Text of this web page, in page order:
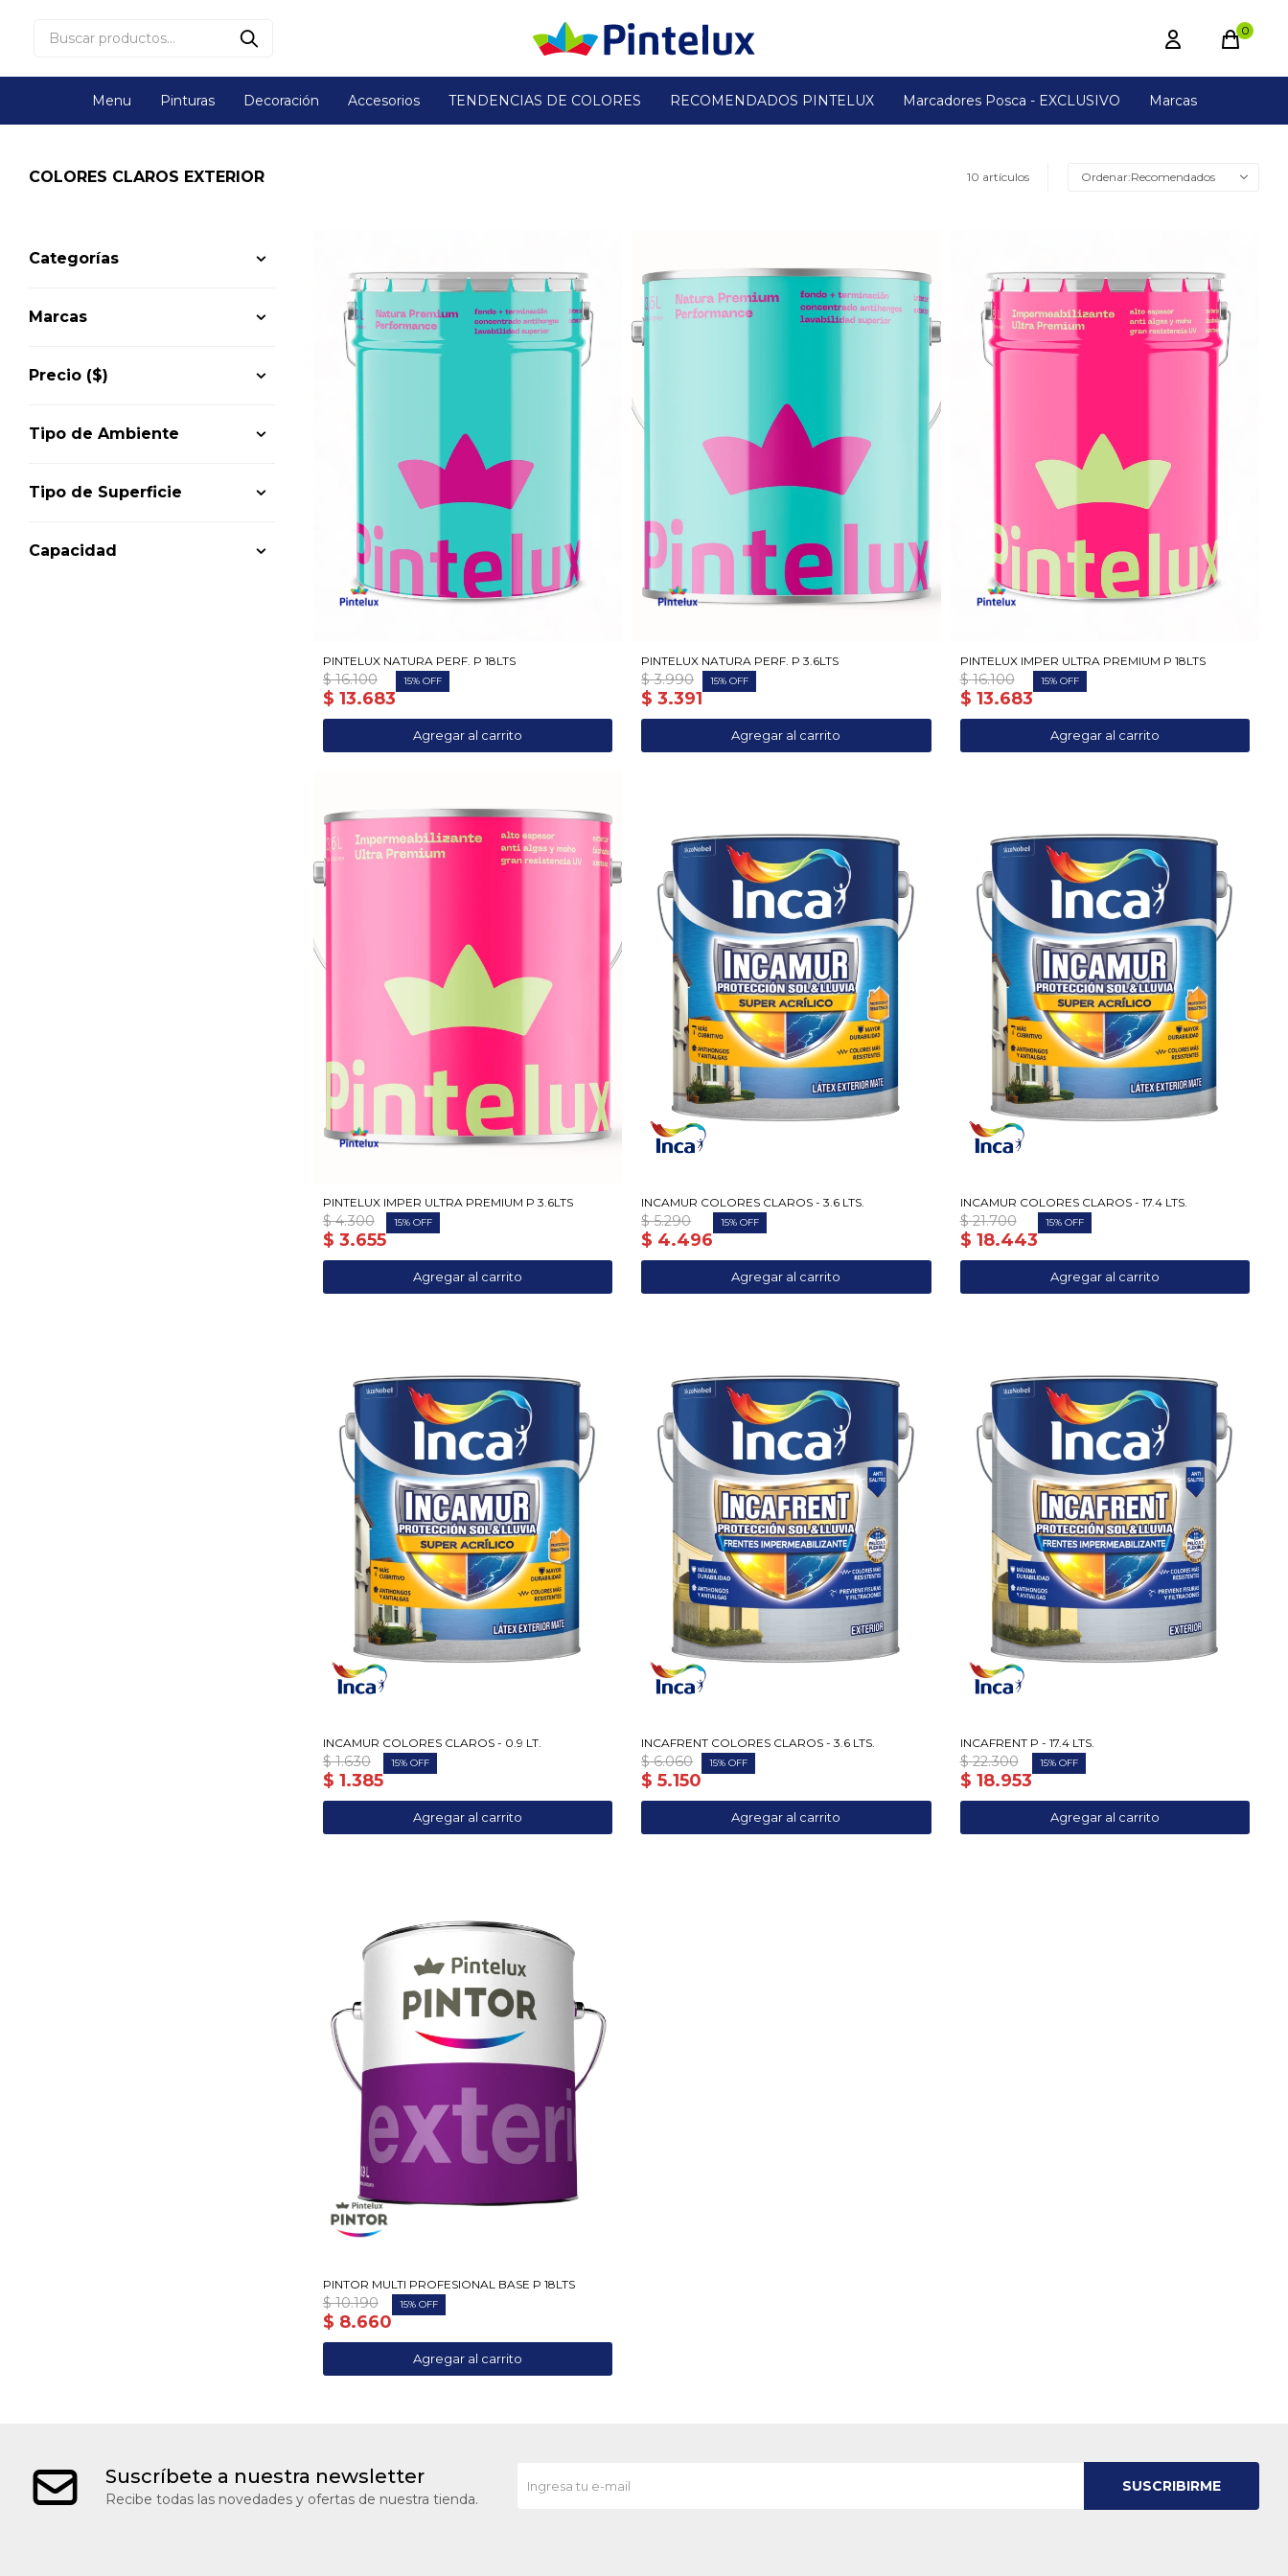
Menu Pinturas Decoración Accesorios TENDENCIAS DE COLORES RECOMENDADOS PINTELUX Marcadores Posca - EXCLUSIVO Marcas
0
COLORES CLAROS EXTERIOR 10 artículos Recomendados
PINTELUX NATURA PERF. P 18LTS
$ 13.683
$ 16.100 15
PINTELUX NATURA PERF. P 3.6LTS
$ 3.391
$ 3.990 15
PINTELUX IMPER ULTRA PREMIUM P 18LTS
$ 13.683
$ 16.100 15
PINTELUX IMPER ULTRA PREMIUM P 3.6LTS
$ 3.655
$ 4.300 15
INCAMUR COLORES CLAROS - 3.6 LTS.
$ 4.496
$ 5.290 15
INCAMUR COLORES CLAROS - 17.4 LTS.
$ 18.443
$ 21.700 15
INCAMUR COLORES CLAROS - 0.9 LT.
$ 1.385
$ 1.630 15
INCAFRENT COLORES CLAROS - 3.6 LTS.
$ 5.150
$ 6.060 15
INCAFRENT P - 17.4 LTS.
$ 18.953
$ 22.300 15
PINTOR MULTI PROFESIONAL BASE P 18LTS
$ 8.660
$ 10.190 15
Categorías
Marcas
Precio ($)
Tipo de Ambiente
Tipo de Superficie
Capacidad
Suscríbete a nuestra newsletter
Recibe todas las novedades y ofertas de nuestra tienda.
SUSCRIBIRME